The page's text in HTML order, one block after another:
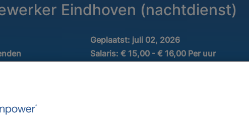
Eindhoven (nachtdienst)
Geplaatst: juli 02, 2026
Salaris: € 15,00 - € 16,00 Per uur